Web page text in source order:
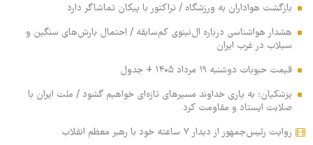
بازگشت هواداران به ورزشگاه / تراکتور با پیکان تماشاگر دارد
هشدار هواشناسی درباره ال‌نینوی کم‌سابقه / احتمال بارش‌های سنگین و
سیلاب در غرب ایران
قیمت حبوبات دوشنبه ۱۹ مرداد ۱۴۰۵ + جدول
پزشکیان: به یاری خداوند مسیرهای تازه‌ای خواهیم گشود / ملت ایران با
صلابت ایستاد و مقاومت کرد
روایت رئیس‌جمهور از دیدار ۷ ساعته خود با رهبر معظم انقلاب